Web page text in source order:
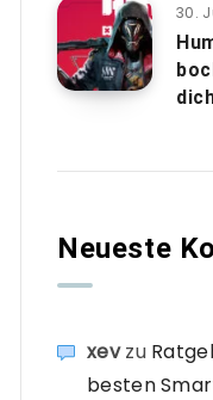
30.
Neueste
xevzu
besten